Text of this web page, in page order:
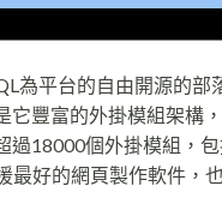
為平台的自由開源的
它豐富的外掛模組架構
18000個外掛模組，
最好的網頁製作軟件，